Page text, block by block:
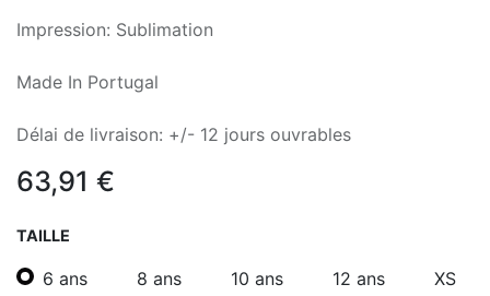
Impression: Sublimation
Made In Portugal
Délai de livraison: +/- 12 jours ouvrables
63,91 €
TAILLE
6 ans 8 ans 10 ans 12 ans XS